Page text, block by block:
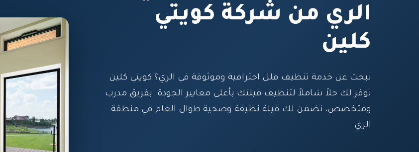
الري من شركة كويتي
كلين
تبحث عن خدمة تنظيف فلل احترافية وموثوقة في الري؟ كويتي كلين
توفر لك حلاً شاملاً لتنظيف فيلتك بأعلى معايير الجودة. بفريق مدرب
ومتخصص، نضمن لك فيلة نظيفة وصحية طوال العام في منطقة
الري.